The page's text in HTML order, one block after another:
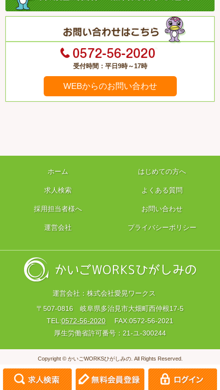
受付時間：平日9時～17時
WEBからのお問い合わせ
ホーム はじめての方へ
求人検索 よくある質問
採用担当者様へ お問い合わせ
運営会社 プライバシーポリシー
運営会社：株式会社愛晃ワークス
〒507-0816 岐阜県多治見市大畑町西仲根17-5
TEL:0572-56-2020 FAX:0572-56-2021
厚生労働省許可番号：21-ユ-300244
Copyright © かいごWORKSひがしみの. All Rights Reserved.